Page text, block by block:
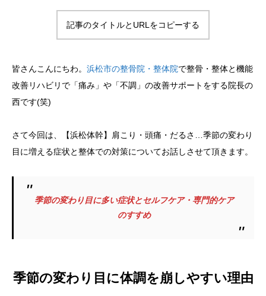
記事のタイトルとURLをコピーする
皆さんこんにちわ。 浜松市の整骨院・整体院で整骨・整体と機能
改善リハビリで「痛み」や「不調」の改善サポートをする院長の
西です(笑)
さて今回は、【浜松体幹】肩こり・頭痛・だるさ…季節の変わり
目に増える症状と整体での対策についてお話しさせて頂きます。
季節の変わり目に多い症状とセルフケア・専門的ケア
のすすめ
季節の変わり目に体調を崩しやすい理由